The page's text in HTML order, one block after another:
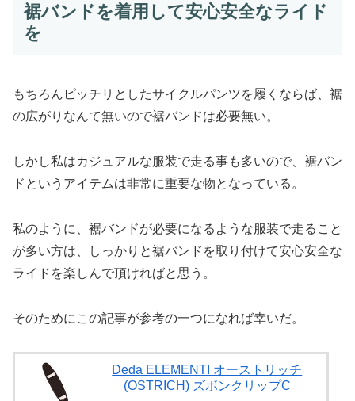
裾バンドを着用して安心安全なライド
を
もちろんピッチリとしたサイクルパンツを履くならば、裾
の広がりなんて無いので裾バンドは必要無い。
しかし私はカジュアルな服装で走る事も多いので、裾バン
ドというアイテムは非常に重要な物となっている。
私のように、裾バンドが必要になるような服装で走ること
が多い方は、しっかりと裾バンドを取り付けて安心安全な
ライドを楽しんで頂ければと思う。
そのためにこの記事が参考の一つになれば幸いだ。
Deda ELEMENTI オーストリッチ
(OSTRICH) ズボンクリップC